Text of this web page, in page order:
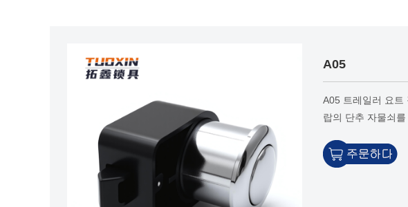
A05
A05 트레일러 요트
랍의 단추 자물쇠